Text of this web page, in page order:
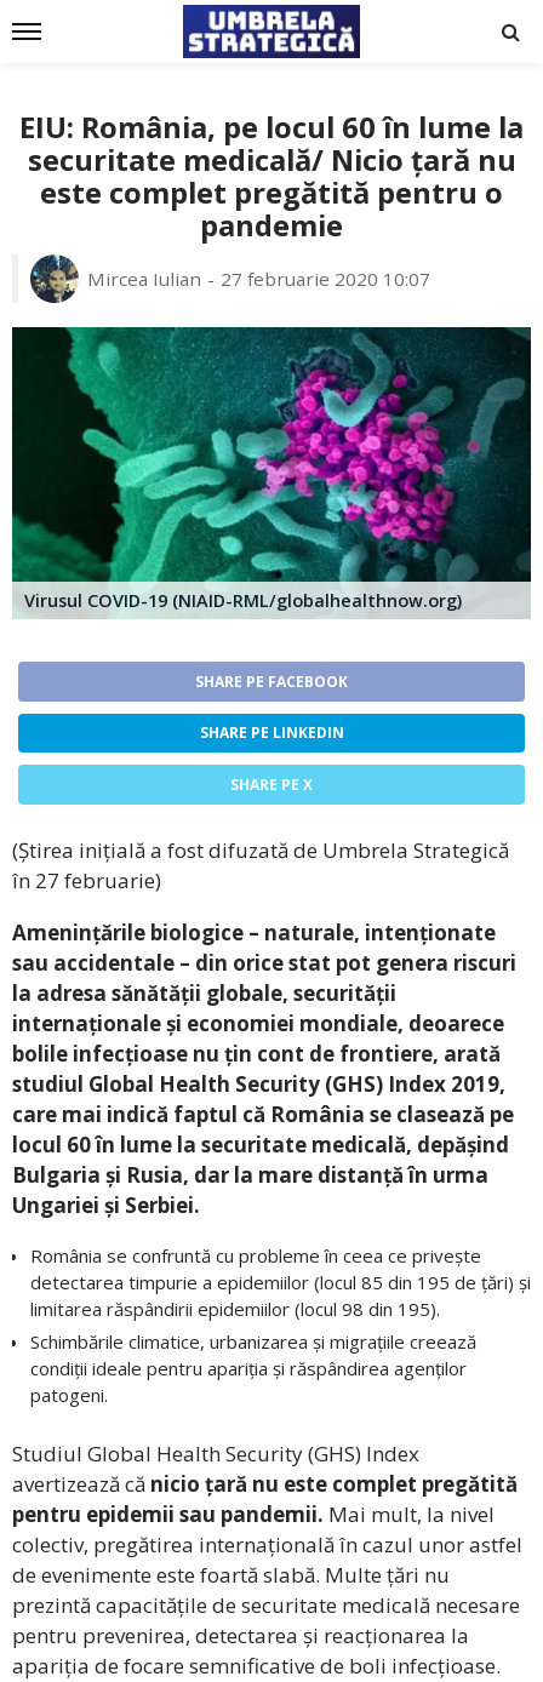
EIU: România, pe locul 60 în lume la
securitate medicală/ Nicio țară nu
este complet pregătită pentru o
pandemie
Mircea Iulian 27 februarie 2020 10:07
Virusul COVID-19 (NIAID-RML/globalhealthnow.org)
SHARE PE FACEBOOK
SHARE PE LINKEDIN
SHARE PE X
(Știrea inițială a fost difuzată de Umbrela Strategică
în 27 februarie)
Amenințările biologice – naturale, intenționate
sau accidentale – din orice stat pot genera riscuri
la adresa sănătății globale, securității
internaționale și economiei mondiale, deoarece
bolile infecțioase nu țin cont de frontiere, arată
studiul Global Health Security (GHS) Index 2019,
care mai indică faptul că România se clasează pe
locul 60 în lume la securitate medicală, depășind
Bulgaria și Rusia, dar la mare distanță în urma
Ungariei și Serbiei.
România se confruntă cu probleme în ceea ce privește
detectarea timpurie a epidemiilor (locul 85 din 195 de țări) și
limitarea răspândirii epidemiilor (locul 98 din 195).
Schimbările climatice, urbanizarea și migrațiile creează
condiții ideale pentru apariția și răspândirea agenților
patogeni.
Studiul Global Health Security (GHS) Index
avertizează că nicio țară nu este complet pregătită
pentru epidemii sau pandemii. Mai mult, la nivel
colectiv, pregătirea internațională în cazul unor astfel
de evenimente este foartă slabă. Multe țări nu
prezintă capacitățile de securitate medicală necesare
pentru prevenirea, detectarea și reacționarea la
apariția de focare semnificative de boli infecțioase.